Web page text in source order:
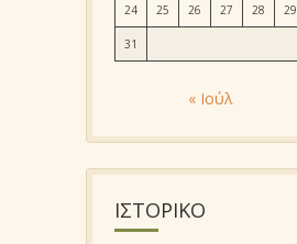
24 25 26 27 28 29
31
« Ιούλ
ΙΣΤΟΡΙΚΌ